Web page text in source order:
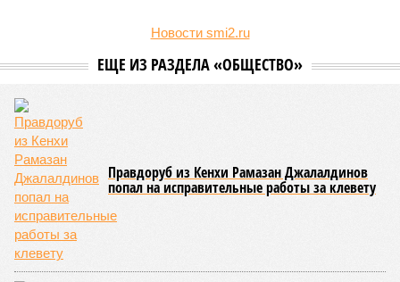
Новости smi2.ru
ЕЩЕ ИЗ РАЗДЕЛА «ОБЩЕСТВО»
Правдоруб из Кенхи Рамазан Джалалдинов
попал на исправительные работы за клевету